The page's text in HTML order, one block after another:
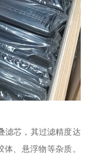
滤芯，其过滤精度达
、悬浮物等杂质。